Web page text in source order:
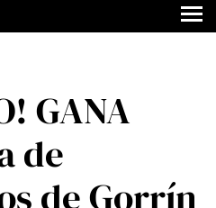
GANA
de
de Gorrín